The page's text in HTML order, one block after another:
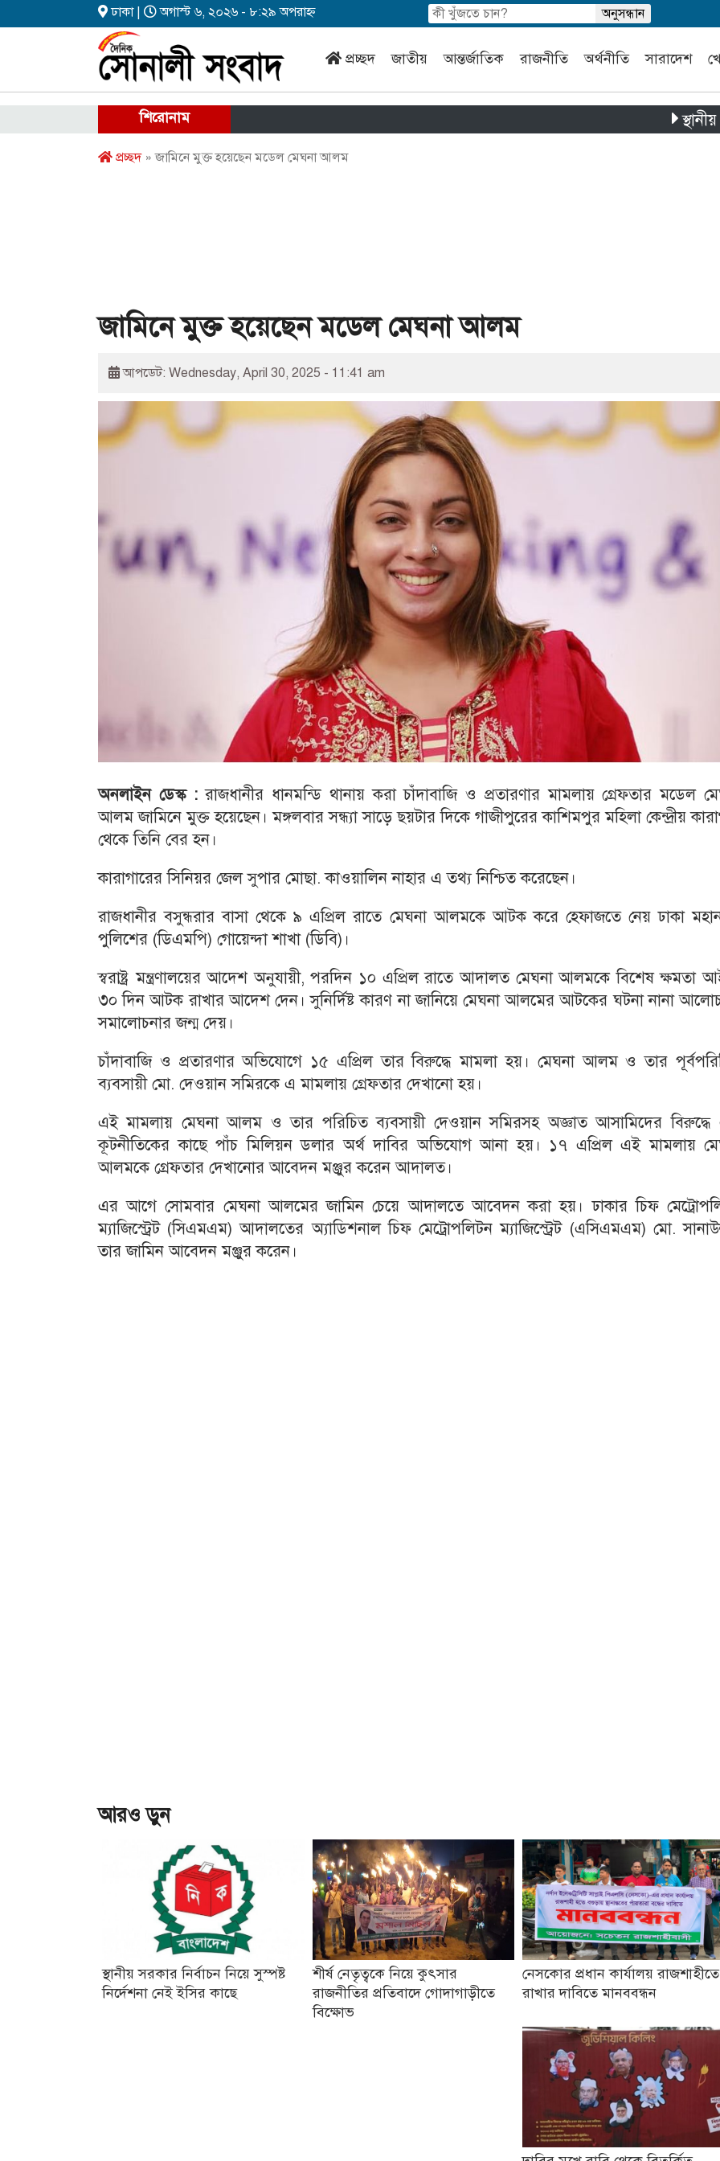
ঢাকা | অগাস্ট ৬, ২০২৬ - ৮:২৯ অপরাহ্ন
প্রচ্ছদ জাতীয় আন্তর্জাতিক রাজনীতি অর্থনীতি সারাদেশ
শিরোনাম স্থানীয় সরকার
প্রচ্ছদ» জামিনে মুক্ত হয়েছেন মডেল মেঘনা আলম
জামিনে মুক্ত হয়েছেন মডেল মেঘনা আলম
আপডেট: Wednesday, April 30, 2025 - 11:41 am
অনলাইন ডেস্ক :রাজধানীর ধানমন্ডি থানায় করা চাঁদাবাজি ও প্রতারণার মামলায় গ্রেফতার মডেল
আলম জামিনে মুক্ত হয়েছেন। মঙ্গলবার সন্ধ্যা সাড়ে ছয়টার দিকে গাজীপুরের কাশিমপুর মহিলা কেন্দ্রীয়
থেকে তিনি বের হন।
কারাগারের সিনিয়র জেল সুপার মোছা. কাওয়ালিন নাহার এ তথ্য নিশ্চিত করেছেন।
রাজধানীর বসুন্ধরার বাসা থেকে ৯ এপ্রিল রাতে মেঘনা আলমকে আটক করে হেফাজতে নেয় ঢাকা
পুলিশের (ডিএমপি) গোয়েন্দা শাখা (ডিবি)।
স্বরাষ্ট্র মন্ত্রণালয়ের আদেশ অনুযায়ী, পরদিন ১০ এপ্রিল রাতে আদালত মেঘনা আলমকে বিশেষ ক্ষমতা
৩০ দিন আটক রাখার আদেশ দেন। সুনির্দিষ্ট কারণ না জানিয়ে মেঘনা আলমের আটকের ঘটনা নানা
সমালোচনার জন্ম দেয়।
চাঁদাবাজি ও প্রতারণার অভিযোগে ১৫ এপ্রিল তার বিরুদ্ধে মামলা হয়। মেঘনা আলম ও তার
ব্যবসায়ী মো. দেওয়ান সমিরকে এ মামলায় গ্রেফতার দেখানো হয়।
এই মামলায় মেঘনা আলম ও তার পরিচিত ব্যবসায়ী দেওয়ান সমিরসহ অজ্ঞাত আসামিদের
কূটনীতিকের কাছে পাঁচ মিলিয়ন ডলার অর্থ দাবির অভিযোগ আনা হয়। ১৭ এপ্রিল এই মামলায়
আলমকে গ্রেফতার দেখানোর আবেদন মঞ্জুর করেন আদালত।
এর আগে সোমবার মেঘনা আলমের জামিন চেয়ে আদালতে আবেদন করা হয়। ঢাকার চিফ
ম্যাজিস্ট্রেট (সিএমএম) আদালতের অ্যাডিশনাল চিফ মেট্রোপলিটন ম্যাজিস্ট্রেট (এসিএমএম) মো.
তার জামিন আবেদন মঞ্জুর করেন।
আরও ড়ুন
স্থানীয় সরকার নির্বাচন নিয়ে সুস্পষ্ট
নির্দেশনা নেই ইসির কাছে
শীর্ষ নেতৃত্বকে নিয়ে কুৎসার
রাজনীতির প্রতিবাদে গোদাগাড়ীতে
বিক্ষোভ
নেসকোর প্রধান কার্যালয় রাজশাহীতে
রাখার দাবিতে মানববন্ধন